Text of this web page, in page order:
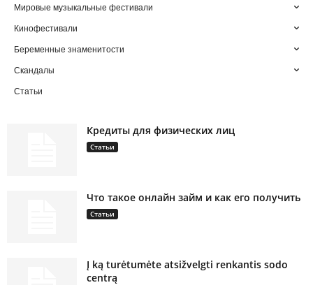
Мировые музыкальные фестивали
Кинофестивали
Беременные знаменитости
Скандалы
Статьи
Кредиты для физических лиц
Статьи
Что такое онлайн займ и как его получить
Статьи
Į ką turėtumėte atsižvelgti renkantis sodo
centrą